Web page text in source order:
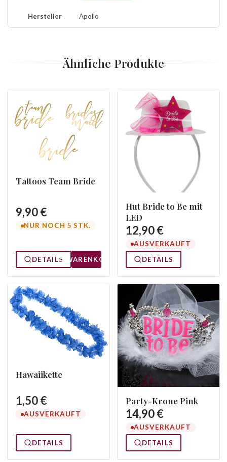
Hersteller Apollo
Ähnliche Produkte
Tattoos Team Bride
9,90 €
NUR NOCH 5 STK.
DETAILS WARENKORB
Hut Bride to Be mit
LED
12,90 €
AUSVERKAUFT
DETAILS
Hawaiikette
1,50 €
AUSVERKAUFT
DETAILS
Party-Krone Pink
14,90 €
AUSVERKAUFT
DETAILS